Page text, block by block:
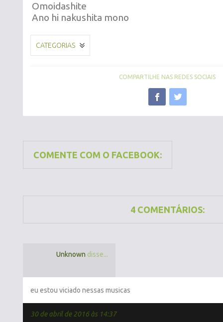
Omoidashite
Ano hi nakushita mono
CATEGORIAS
COMPARTILHE NAS REDES SOCIAIS
COMENTE COM O FACEBOOK:
4 COMENTÁRIOS:
Unknown disse...
eu estou viciado nessas musicas
30 de abril de 2016 às 14:37